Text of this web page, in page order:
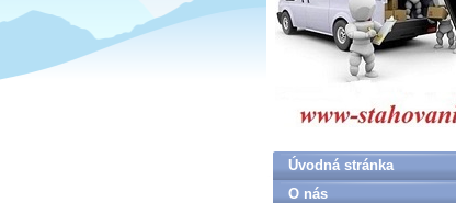
Úvodná stránka
O nás